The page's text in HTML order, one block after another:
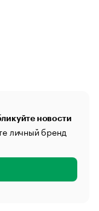
новости
личный бренд